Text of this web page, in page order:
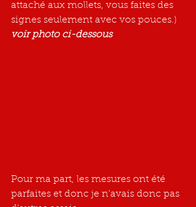
attaché aux mollets, vous faites des
signes seulement avec vos pouces.)
voir photo ci-dessous
Pour ma part, les mesures ont été
parfaites et donc je n'avais donc pas